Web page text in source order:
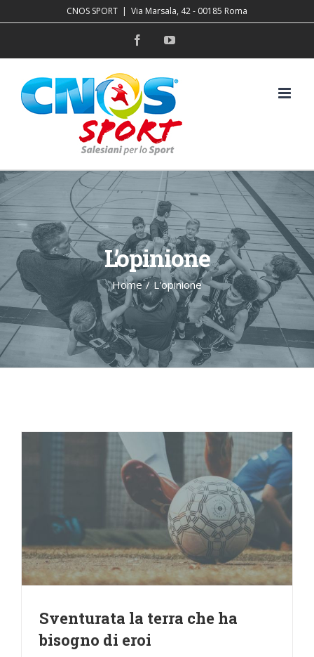
contenuto
CNOS SPORT | Via Marsala, 42 - 00185 Roma
FacebookYouTube
L’opinione
Home / L'opinione
Sventurata la terra che ha
bisogno di eroi